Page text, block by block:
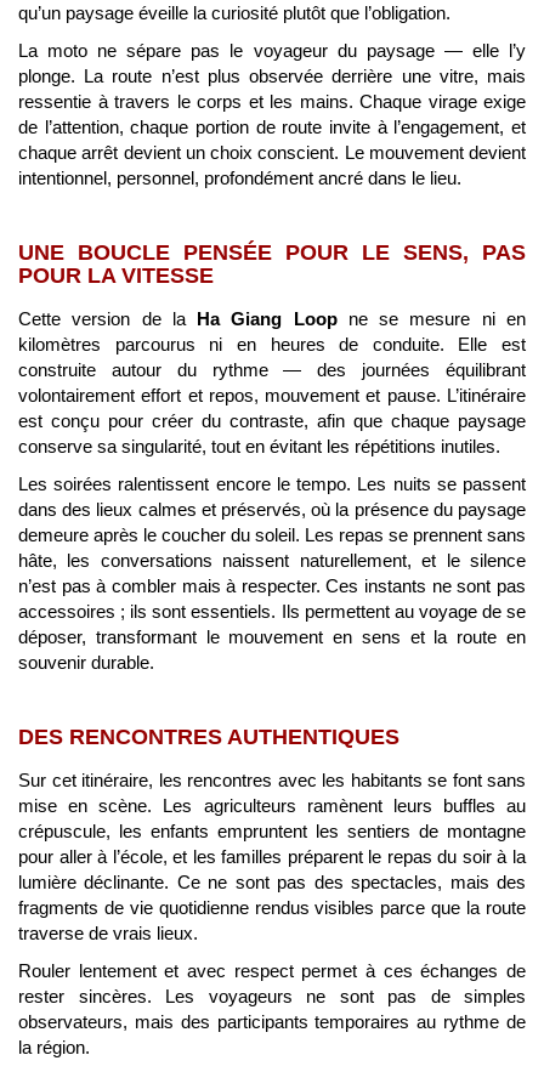
qu’un paysage éveille la curiosité plutôt que l’obligation.
La moto ne sépare pas le voyageur du paysage — elle l’y
plonge. La route n’est plus observée derrière une vitre, mais
ressentie à travers le corps et les mains. Chaque virage exige
de l’attention, chaque portion de route invite à l’engagement, et
chaque arrêt devient un choix conscient. Le mouvement devient
intentionnel, personnel, profondément ancré dans le lieu.
UNE BOUCLE PENSÉE POUR LE SENS, PAS
POUR LA VITESSE
Cette version de la Ha Giang Loopne se mesure ni en
kilomètres parcourus ni en heures de conduite. Elle est
construite autour du rythme — des journées équilibrant
volontairement effort et repos, mouvement et pause. L’itinéraire
est conçu pour créer du contraste, afin que chaque paysage
conserve sa singularité, tout en évitant les répétitions inutiles.
Les soirées ralentissent encore le tempo. Les nuits se passent
dans des lieux calmes et préservés, où la présence du paysage
demeure après le coucher du soleil. Les repas se prennent sans
hâte, les conversations naissent naturellement, et le silence
n’est pas à combler mais à respecter. Ces instants ne sont pas
accessoires ; ils sont essentiels. Ils permettent au voyage de se
déposer, transformant le mouvement en sens et la route en
souvenir durable.
DES RENCONTRES AUTHENTIQUES
Sur cet itinéraire, les rencontres avec les habitants se font sans
mise en scène. Les agriculteurs ramènent leurs buffles au
crépuscule, les enfants empruntent les sentiers de montagne
pour aller à l’école, et les familles préparent le repas du soir à la
lumière déclinante. Ce ne sont pas des spectacles, mais des
fragments de vie quotidienne rendus visibles parce que la route
traverse de vrais lieux.
Rouler lentement et avec respect permet à ces échanges de
rester sincères. Les voyageurs ne sont pas de simples
observateurs, mais des participants temporaires au rythme de
la région.